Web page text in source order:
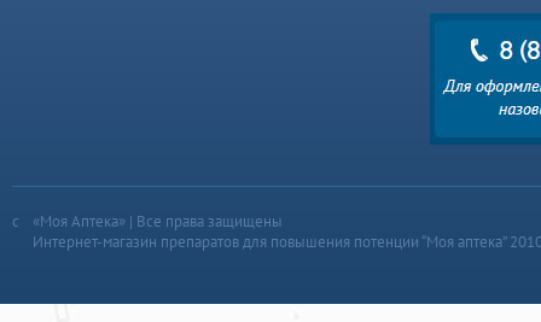
«Моя Аптека» | Все права защищены
Интернет-магазин препаратов для повышения потенции “Моя аптека”